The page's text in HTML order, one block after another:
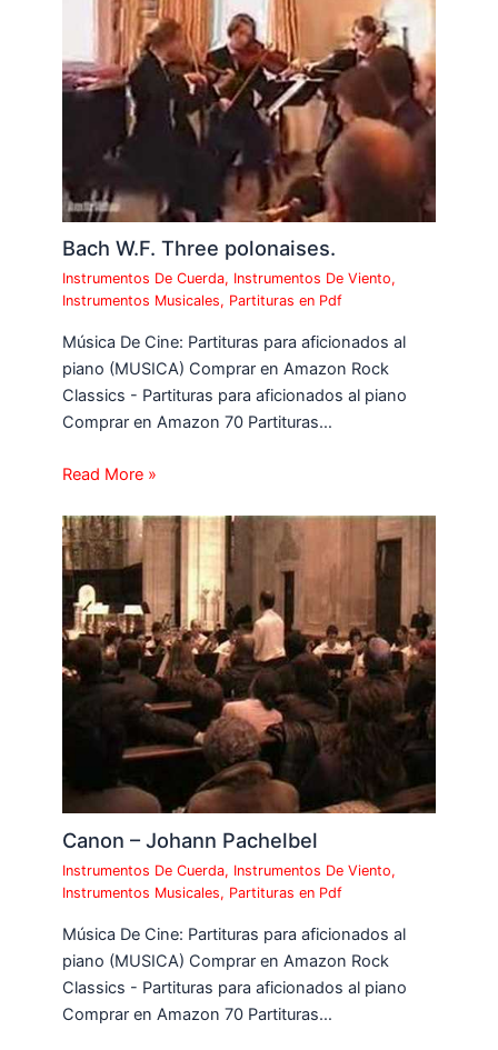
Bach W.F. Three polonaises.
Instrumentos De Cuerda, Instrumentos De Viento,
Instrumentos Musicales, Partituras en Pdf
Música De Cine: Partituras para aficionados al
piano (MUSICA) Comprar en Amazon Rock
Classics - Partituras para aficionados al piano
Comprar en Amazon 70 Partituras…
Read More »
Canon – Johann Pachelbel
Instrumentos De Cuerda, Instrumentos De Viento,
Instrumentos Musicales, Partituras en Pdf
Música De Cine: Partituras para aficionados al
piano (MUSICA) Comprar en Amazon Rock
Classics - Partituras para aficionados al piano
Comprar en Amazon 70 Partituras…